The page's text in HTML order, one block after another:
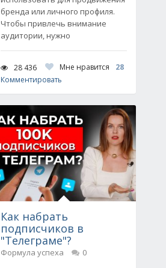
бренда или личного профиля.
Чтобы привлечь внимание
аудитории, нужно
28 436 Мне нравится
28
Комментировать
Как набрать
подписчиков в
"Телеграме"?
Формула успеха
0